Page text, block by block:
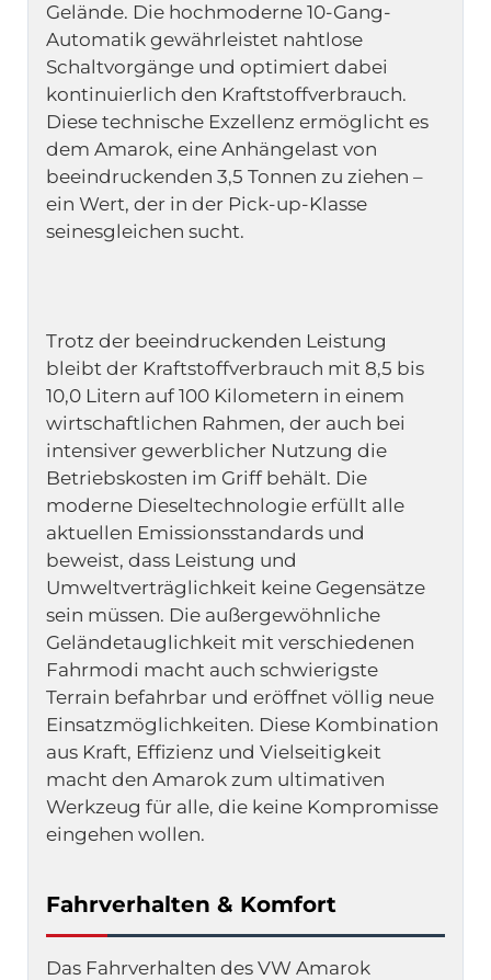
Gelände. Die hochmoderne 10-Gang-
Automatik gewährleistet nahtlose
Schaltvorgänge und optimiert dabei
kontinuierlich den Kraftstoffverbrauch.
Diese technische Exzellenz ermöglicht es
dem Amarok, eine Anhängelast von
beeindruckenden 3,5 Tonnen zu ziehen –
ein Wert, der in der Pick-up-Klasse
Trotz der beeindruckenden Leistung
bleibt der Kraftstoffverbrauch mit 8,5 bis
10,0 Litern auf 100 Kilometern in einem
wirtschaftlichen Rahmen, der auch bei
intensiver gewerblicher Nutzung die
Betriebskosten im Griff behält. Die
moderne Dieseltechnologie erfüllt alle
aktuellen Emissionsstandards und
beweist, dass Leistung und
Umweltverträglichkeit keine Gegensätze
sein müssen. Die außergewöhnliche
Geländetauglichkeit mit verschiedenen
Fahrmodi macht auch schwierigste
Terrain befahrbar und eröffnet völlig neue
Einsatzmöglichkeiten. Diese Kombination
aus Kraft, Effizienz und Vielseitigkeit
macht den Amarok zum ultimativen
Werkzeug für alle, die keine Kompromisse
eingehen wollen.
Fahrverhalten & Komfort
Das Fahrverhalten des VW Amarok